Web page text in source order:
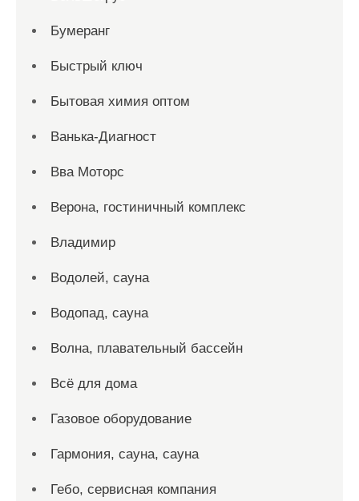
Бумеранг
Быстрый ключ
Бытовая химия оптом
Ванька-Диагност
Вва Моторс
Верона, гостиничный комплекс
Владимир
Водолей, сауна
Водопад, сауна
Волна, плавательный бассейн
Всё для дома
Газовое оборудование
Гармония, сауна, сауна
Гебо, сервисная компания